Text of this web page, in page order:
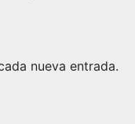
nueva entrada.